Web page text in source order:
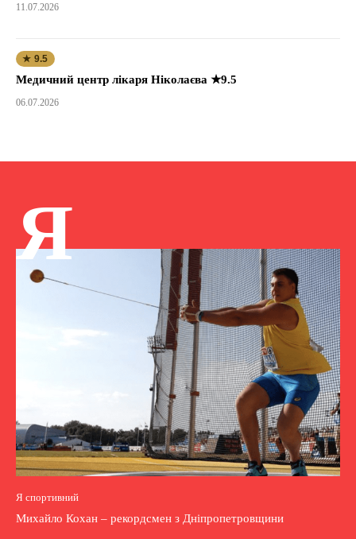
11.07.2026
★ 9.5
Медичний центр лікаря Ніколаєва ★9.5
06.07.2026
Я
Я спортивний
Михайло Кохан – рекордсмен з Дніпропетровщини